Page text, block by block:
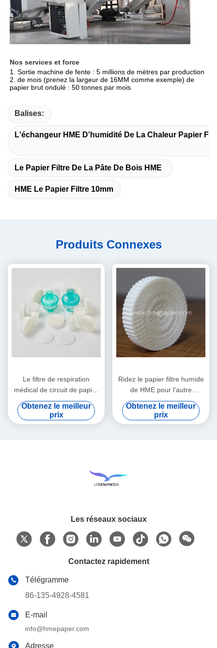
Nos services et force
1. Sortie machine de fente : 5 millions de mètres par production
2. de mois (prenez la largeur de 16MM comme exemple) de
papier brut ondulé : 50 tonnes par mois
Balises:
L'échangeur HME D'humidité De La Chaleur Papier
Le Papier Filtre De La Pâte De Bois HME
HME Le Papier Filtre 10mm
Produits Connexes
Le filtre de respiration
médical de circuit de papier
filtre de HMEF HME a ridé le
papier filtre
Obtenez le meilleur
prix
Ridez le papier filtre humide
de HME pour l'autre
Comsumables médical
Obtenez le meilleur
prix
Les réseaux sociaux
Contactez rapidement
Télégramme
86-135-4928-4581
E-mail
info@hmepaper.com
Adresse